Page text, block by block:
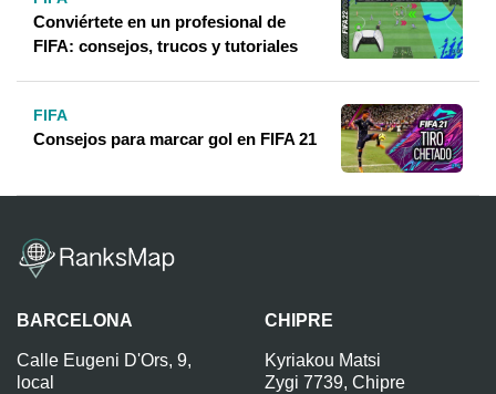
Conviértete en un profesional de
FIFA: consejos, trucos y tutoriales
FIFA
Consejos para marcar gol en FIFA 21
BARCELONA
Calle Eugeni D'Ors, 9,
local
CHIPRE
Kyriakou Matsi
Zygi 7739, Chipre